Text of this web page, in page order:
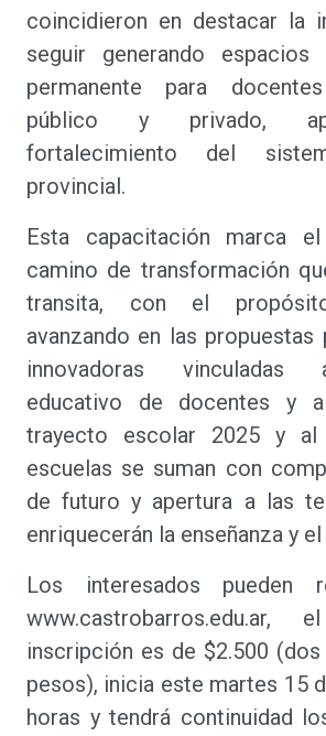
coincidieron en destacar la
seguir generando
permanente para
público y privado,
fortalecimiento del
provincial.
Esta capacitación marca
camino de transformación
transita, con el
avanzando en las propuestas
innovadoras vinculadas
educativo de docentes y
trayecto escolar 2025 y al
escuelas se suman con
de futuro y apertura a las
enriquecerán la enseñanza y
Los interesados pueden
inscripción es de $2.500
pesos), inicia este martes 15
horas y tendrá continuidad